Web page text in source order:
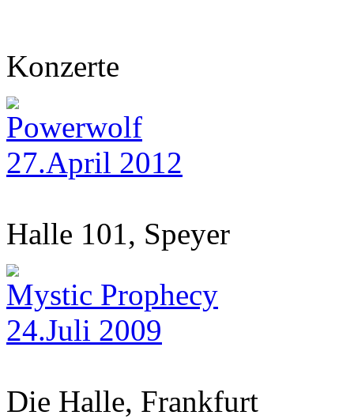
Konzerte
Powerwolf
27.April 2012
Halle 101, Speyer
Mystic Prophecy
24.Juli 2009
Die Halle, Frankfurt